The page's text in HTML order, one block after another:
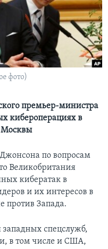
фото)
премьер-министра
кибероперациях в
Москвы
по вопросам
Великобритания
кибератак в
и их интересов в
против Запада.
западных спецслужб,
в том числе и США,